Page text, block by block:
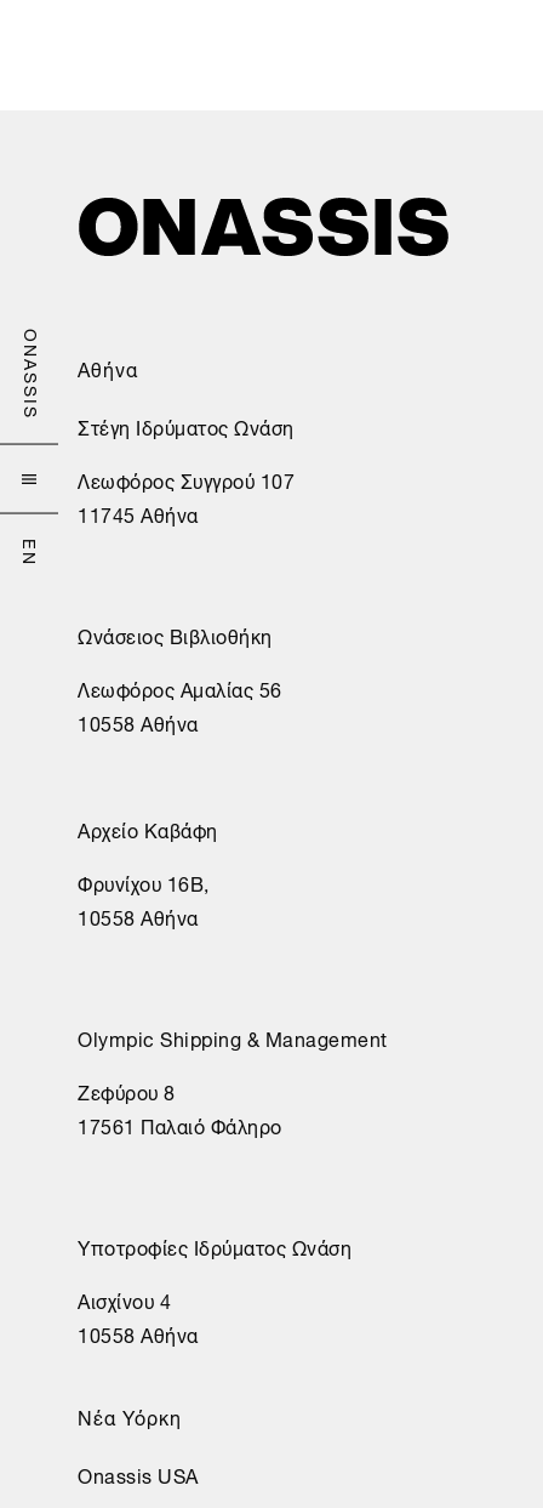
ONASSIS

EN
Αθήνα
Στέγη Ιδρύματος Ωνάση
Λεωφόρος Συγγρού 107
11745 Αθήνα
Ωνάσειος Βιβλιοθήκη
Λεωφόρος Αμαλίας 56
10558 Αθήνα
Αρχείο Καβάφη
Φρυνίχου 16Β,
10558 Αθήνα
Olympic Shipping & Management
Ζεφύρου 8
17561 Παλαιό Φάληρο
Υποτροφίες Ιδρύματος Ωνάση
Αισχίνου 4
10558 Αθήνα
Νέα Υόρκη
Onassis USA